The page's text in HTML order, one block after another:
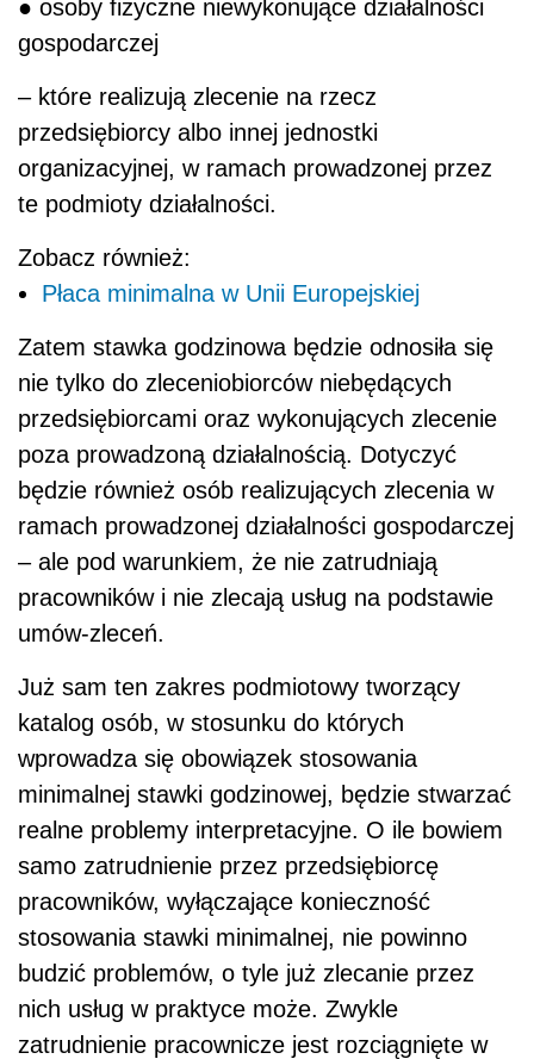
● osoby fizyczne niewykonujące działalności
gospodarczej
– które realizują zlecenie na rzecz
przedsiębiorcy albo innej jednostki
organizacyjnej, w ramach prowadzonej przez
te podmioty działalności.
Zobacz również:
Płaca minimalna w Unii Europejskiej
Zatem stawka godzinowa będzie odnosiła się
nie tylko do zleceniobiorców niebędących
przedsiębiorcami oraz wykonujących zlecenie
poza prowadzoną działalnością. Dotyczyć
będzie również osób realizujących zlecenia w
ramach prowadzonej działalności gospodarczej
– ale pod warunkiem, że nie zatrudniają
pracowników i nie zlecają usług na podstawie
umów-zleceń.
Już sam ten zakres podmiotowy tworzący
katalog osób, w stosunku do których
wprowadza się obowiązek stosowania
minimalnej stawki godzinowej, będzie stwarzać
realne problemy interpretacyjne. O ile bowiem
samo zatrudnienie przez przedsiębiorcę
pracowników, wyłączające konieczność
stosowania stawki minimalnej, nie powinno
budzić problemów, o tyle już zlecanie przez
nich usług w praktyce może. Zwykle
zatrudnienie pracownicze jest rozciągnięte w